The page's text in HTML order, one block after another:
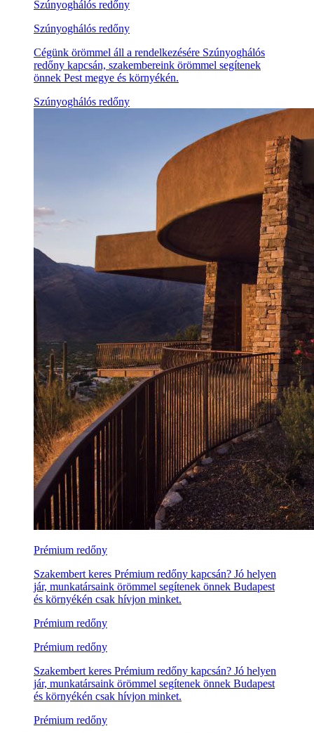
Szúnyoghálós redőny
Szúnyoghálós redőny
Cégünk örömmel áll a rendelkezésére Szúnyoghálós
redőny kapcsán, szakembereink örömmel segítenek
önnek Pest megye és környékén.
Szúnyoghálós redőny
Prémium redőny
Szakembert keres Prémium redőny kapcsán? Jó helyen
jár, munkatársaink örömmel segítenek önnek Budapest
és környékén csak hívjon minket.
Prémium redőny
Prémium redőny
Szakembert keres Prémium redőny kapcsán? Jó helyen
jár, munkatársaink örömmel segítenek önnek Budapest
és környékén csak hívjon minket.
Prémium redőny